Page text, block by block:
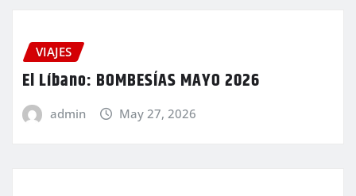
VIAJES
El Líbano: BOMBESÍAS MAYO 2026
admin May 27, 2026